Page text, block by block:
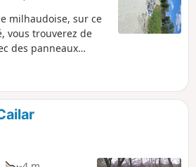
milhaudoise, sur ce
vous trouverez de
des panneaux